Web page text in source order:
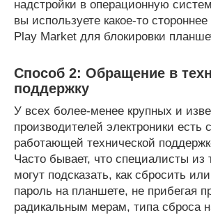
надстройки в операционную
вы используете какое-то
Play Market для блокировки
Способ 2: Обращение в
поддержку
У всех более-менее крупных и
производителей электроники есть
работающей технической
Часто бывает, что специалисты из
могут подсказать, как сбросить
пароль на планшете, не прибегая
радикальным мерам, типа сброса